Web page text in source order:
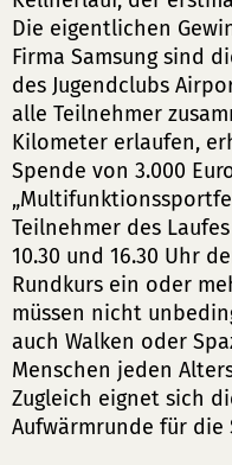
Die eigentlichen
Firma Samsung sind
des Jugendclubs
alle Teilnehmer
Kilometer erlaufen,
Spende von 3.000
Teilnehmer des
10.30 und 16.30 Uhr
Rundkurs ein oder
müssen nicht
auch Walken oder
Menschen jeden
Zugleich eignet sich
Aufwärmrunde für